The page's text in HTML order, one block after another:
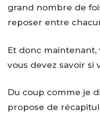
grand nombre de
reposer entre
Et donc maintenant,
vous devez savoir si
Du coup comme je
propose de